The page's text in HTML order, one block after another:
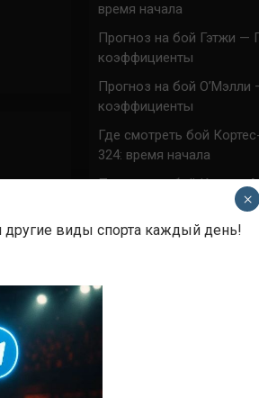
время начала
Прогноз на бой Гэтжи —
коэффициенты
Прогноз на бой О’Мэлли
коэффициенты
Где смотреть бой
324: время начала
Прогноз на бой Кортес-
Наталья Сильва на UFC
Роуз Намаюнас:
Где смотреть бой
Прогноз на бой Сильва
другие виды спорта каждый день!
×